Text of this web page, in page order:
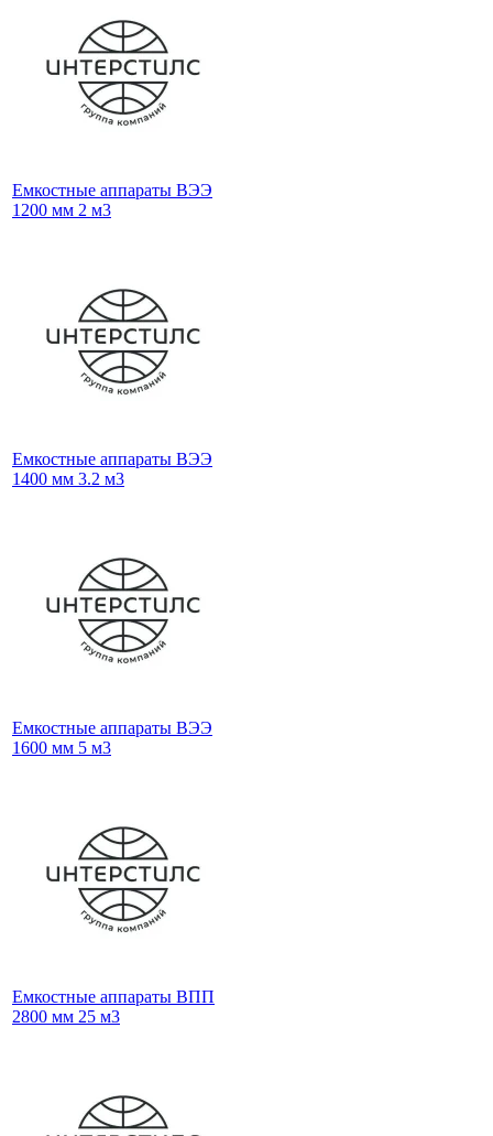
Емкостные аппараты ВЭЭ
1200 мм 2 м3
Емкостные аппараты ВЭЭ
1400 мм 3.2 м3
Емкостные аппараты ВЭЭ
1600 мм 5 м3
Емкостные аппараты ВПП
2800 мм 25 м3